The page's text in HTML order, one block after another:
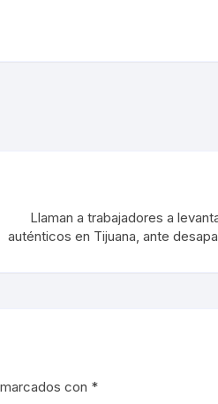
Llaman a trabajadores a
auténticos en Tijuana, ante
con *